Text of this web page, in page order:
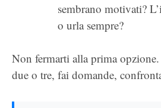
sembrano motivati?
o urla sempre?
Non fermarti alla prima
due o tre, fai domande,